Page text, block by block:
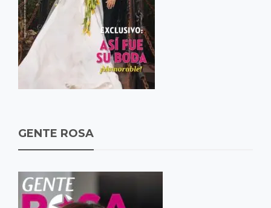
GENTE ROSA